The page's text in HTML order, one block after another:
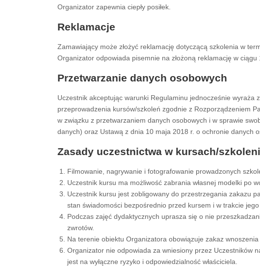
Organizator zapewnia ciepły posiłek.
Reklamacje
Zamawiający może złożyć reklamację dotyczącą szkolenia w
Organizator odpowiada pisemnie na złożoną reklamację w ciągu
Przetwarzanie danych osobowych
Uczestnik akceptując warunki Regulaminu jednocześnie
przeprowadzenia kursów/szkoleń zgodnie z Rozporządzeniem
w związku z przetwarzaniem danych osobowych i w sprawie
danych) oraz Ustawą z dnia 10 maja 2018 r. o ochronie danych
Zasady uczestnictwa w kursach/
Filmowanie, nagrywanie i fotografowanie prowadzonych
Uczestnik kursu ma możliwość zabrania własnej modelki po
Uczestnik kursu jest zobligowany do przestrzegania zakazu
stan świadomości bezpośrednio przed kursem i w trakcie
Podczas zajęć dydaktycznych uprasza się o nie
zwrotów.
Na terenie obiektu Organizatora obowiązuje zakaz
Organizator nie odpowiada za wniesiony przez Uczestników
jest na wyłączne ryzyko i odpowiedzialność właściciela.